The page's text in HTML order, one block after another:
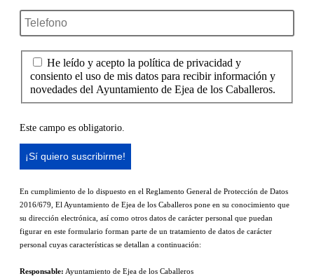
He leído y acepto la política de privacidad y
consiento el uso de mis datos para recibir información y
novedades del Ayuntamiento de Ejea de los Caballeros.
Este campo es obligatorio.
En cumplimiento de lo dispuesto en el Reglamento General de Protección de Datos
2016/679, El Ayuntamiento de Ejea de los Caballeros pone en su conocimiento que
su dirección electrónica, así como otros datos de carácter personal que puedan
figurar en este formulario forman parte de un tratamiento de datos de carácter
personal cuyas características se detallan a continuación:
Responsable: Ayuntamiento de Ejea de los Caballeros